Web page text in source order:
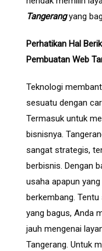
Tangerangyang
Perhatikan Hal
Pembuatan Web
Teknologi
sesuatu dengan
Termasuk untuk
bisnisnya.
sangat strategis,
berbisnis. Dengan
usaha apapun
berkembang.
yang bagus, Anda
jauh mengenai
Tangerang. Untuk